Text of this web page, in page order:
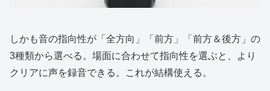
しかも音の指向性が「全方向」「前方」「前方＆後方」の
3種類から選べる。場面に合わせて指向性を選ぶと、より
クリアに声を録音できる。これが結構使える。